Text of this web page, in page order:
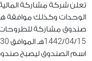
تعلن شركة مشاركة
الوحدات وكذلك موافقة
صندوق مشاركة للطروحات
1442/04/15 هـ الموافق 30
اسم الصندوق ليصبح